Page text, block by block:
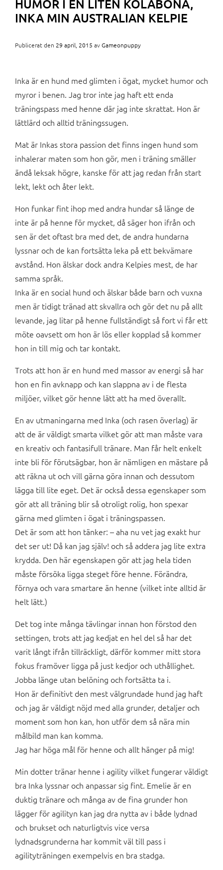
HUMOR I EN LITEN KOLABÖNA,
INKA MIN AUSTRALIAN KELPIE
Publicerat den 29 april, 2015 avGameonpuppy
Inka är en hund med glimten i ögat, mycket humor och
myror i benen. Jag tror inte jag haft ett enda
träningspass med henne där jag inte skrattat. Hon är
lättlärd och alltid träningssugen.
Mat är Inkas stora passion det finns ingen hund som
inhalerar maten som hon gör, men i träning smäller
ändå leksak högre, kanske för att jag redan från start
lekt, lekt och åter lekt.
Hon funkar fint ihop med andra hundar så länge de
inte är på henne för mycket, då säger hon ifrån och
sen är det oftast bra med det, de andra hundarna
lyssnar och de kan fortsätta leka på ett bekvämare
avstånd. Hon älskar dock andra Kelpies mest, de har
samma språk.
Inka är en social hund och älskar både barn och vuxna
men är tidigt tränad att skvallra och gör det nu på allt
levande, jag litar på henne fullständigt så fort vi får ett
möte oavsett om hon är lös eller kopplad så kommer
hon in till mig och tar kontakt.
Trots att hon är en hund med massor av energi så har
hon en fin avknapp och kan slappna av i de flesta
miljöer, vilket gör henne lätt att ha med överallt.
En av utmaningarna med Inka (och rasen överlag) är
att de är väldigt smarta vilket gör att man måste vara
en kreativ och fantasifull tränare. Man får helt enkelt
inte bli för förutsägbar, hon är nämligen en mästare på
att räkna ut och vill gärna göra innan och dessutom
lägga till lite eget. Det är också dessa egenskaper som
gör att all träning blir så otroligt rolig, hon spexar
gärna med glimten i ögat i träningspassen.
Det är som att hon tänker: – aha nu vet jag exakt hur
det ser ut! Då kan jag själv! och så addera jag lite extra
krydda. Den här egenskapen gör att jag hela tiden
måste försöka ligga steget före henne. Förändra,
förnya och vara smartare än henne (vilket inte alltid är
helt lätt.)
Det tog inte många tävlingar innan hon förstod den
settingen, trots att jag kedjat en hel del så har det
varit långt ifrån tillräckligt, därför kommer mitt stora
fokus framöver ligga på just kedjor och uthållighet.
Jobba länge utan belöning och fortsätta ta i.
Hon är definitivt den mest välgrundade hund jag haft
och jag är väldigt nöjd med alla grunder, detaljer och
moment som hon kan, hon utför dem så nära min
målbild man kan komma.
Jag har höga mål för henne och allt hänger på mig!
Min dotter tränar henne i agility vilket fungerar väldigt
bra Inka lyssnar och anpassar sig fint. Emelie är en
duktig tränare och många av de fina grunder hon
lägger för agilityn kan jag dra nytta av i både lydnad
och brukset och naturligtvis vice versa
lydnadsgrunderna har kommit väl till pass i
agilityträningen exempelvis en bra stadga.